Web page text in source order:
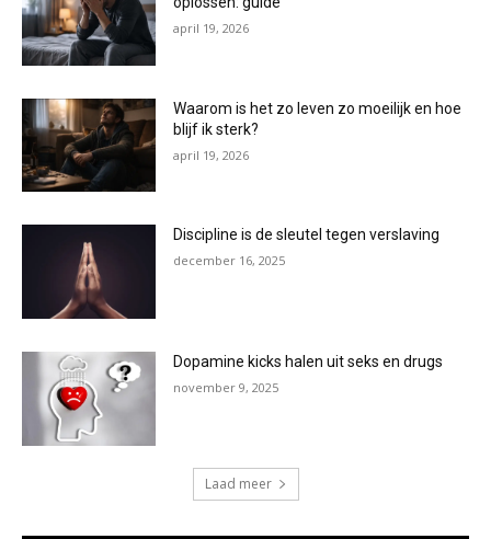
april 19, 2026
Waarom is het zo leven zo moeilijk en hoe
blijf ik sterk?
april 19, 2026
Discipline is de sleutel tegen verslaving
december 16, 2025
Dopamine kicks halen uit seks en drugs
november 9, 2025
Laad meer